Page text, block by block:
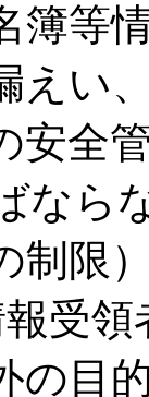
簿等
えい
安全
なら
制限
受領
の目